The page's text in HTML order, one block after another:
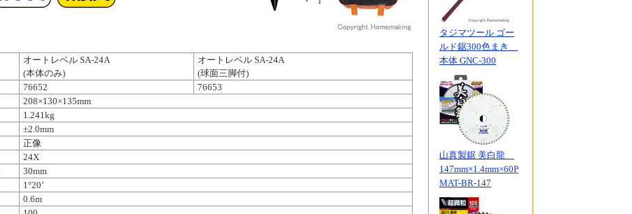
オートレベル SA-24A
(本体のみ)
オートレベル SA-24A
(球面三脚付)
76652
76653
208×130×135mm
1.241kg
±2.0mm
正像
24X
30mm
1°20’
0.6m
タジマツール ゴー
ルド鋸300色まき
本体 GNC-300
山真製鋸 美白龍
147mm×1.4mm×60P
MAT-BR-147